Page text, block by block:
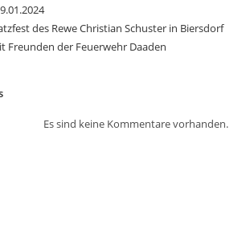
des Rewe Christian Schuster in Biersdorf
Freunden der Feuerwehr Daaden
Es sind keine Kommentare vorhanden.